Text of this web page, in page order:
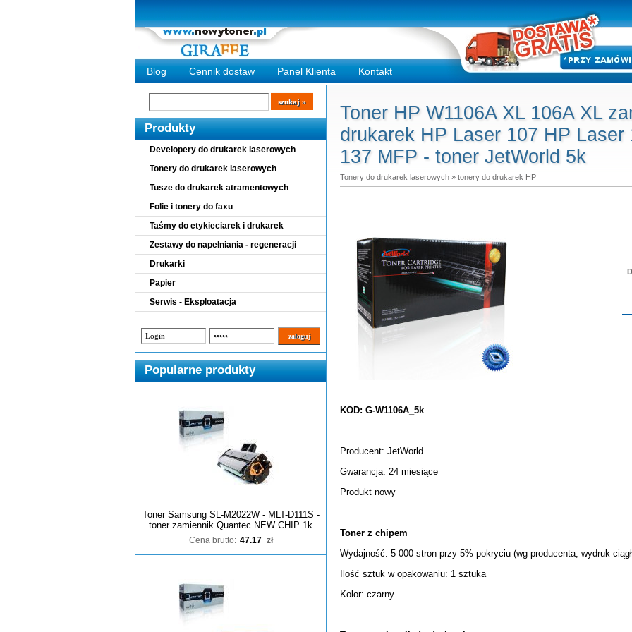
Blog Cennik dostaw Panel Klienta Kontakt
Wyszukiwarka
szukaj
Produkty
Developery do drukarek laserowych
Tonery do drukarek laserowych
Tusze do drukarek atramentowych
Folie i tonery do faxu
Taśmy do etykieciarek i drukarek
Zestawy do napełniania - regeneracji
Drukarki
Papier
Serwis - Eksploatacja
Popularne produkty
Toner Samsung SL-M2022W - MLT-D111S -
toner zamiennik Quantec NEW CHIP 1k
Cena brutto: 47.17 zł
Toner HP W1106A XL 106A XL
drukarek HP Laser 107 HP
137 MFP - toner JetWorld 5k
Tonery do drukarek laserowych » tonery do drukarek HP
KOD: G-W1106A_5k
Producent: JetWorld
Gwarancja: 24 miesiące
Produkt nowy
Toner z chipem
Wydajność: 5 000 stron przy 5% pokryciu (wg producenta, wydruk
Ilość sztuk w opakowaniu: 1 sztuka
Kolor: czarny